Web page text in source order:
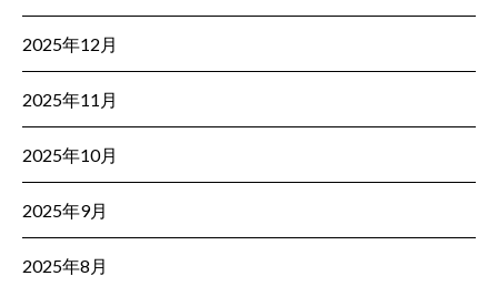
2025年12月
2025年11月
2025年10月
2025年9月
2025年8月